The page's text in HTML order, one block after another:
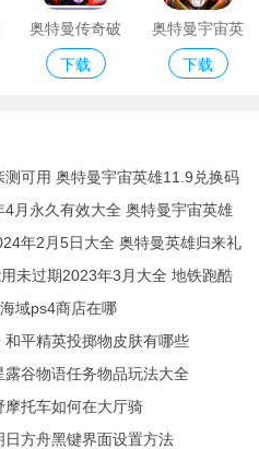
奥特曼传奇破
解版
下载
奥特曼宇宙英
雄最新破解版
下载
可用 奥特曼宇宙英雄11.9兑换码
月永久有效大全 奥特曼宇宙英雄
年2月5日大全 奥特曼英雄归来礼
未过期2023年3月大全 地铁跑酷
最新分享
域ps4商店在哪
平精英投掷物皮肤有哪些
谷物语任务物品玩法大全
托车如何在大厅骑
方舟黑键界面设置方法